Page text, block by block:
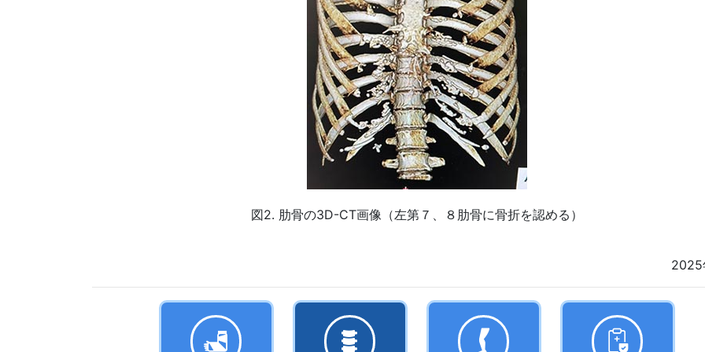
図2. 肋骨の3D-CT画像（左第７、８肋骨に骨折を認める）
2025